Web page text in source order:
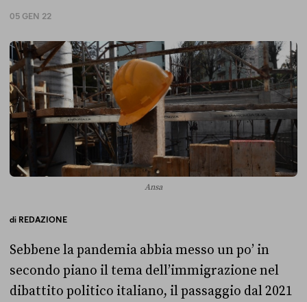
05 GEN 22
Ansa
di REDAZIONE
Sebbene la pandemia abbia messo un po’ in
secondo piano il tema dell’immigrazione nel
dibattito politico italiano, il passaggio dal 2021